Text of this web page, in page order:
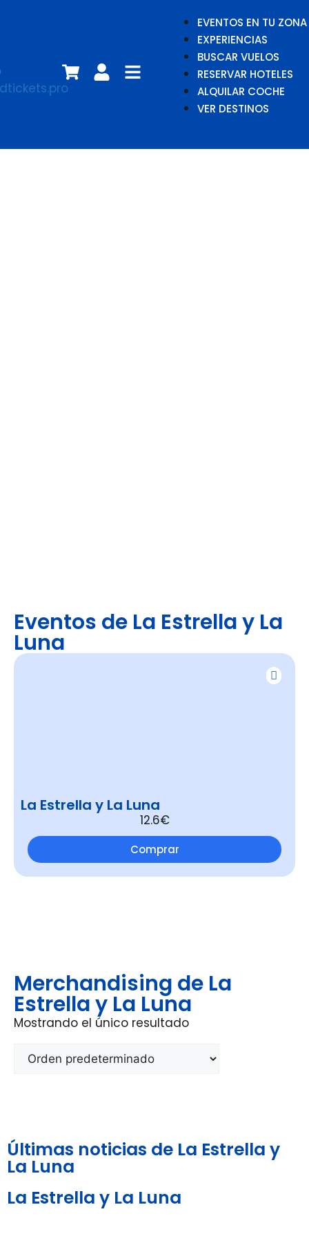
EVENTOS EN TU ZONA
EXPERIENCIAS
BUSCAR VUELOS
RESERVAR HOTELES
ALQUILAR COCHE
VER DESTINOS
Eventos de La Estrella y La
Luna
La Estrella y La Luna
12.6€
Comprar
Merchandising de La
Estrella y La Luna
Mostrando el único resultado
Últimas noticias de La Estrella y
La Luna
La Estrella y La Luna